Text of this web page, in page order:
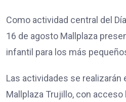
Como actividad central del
16 de agosto Mallplaza
infantil para los más
Las actividades se realizarán
Mallplaza Trujillo, con acceso